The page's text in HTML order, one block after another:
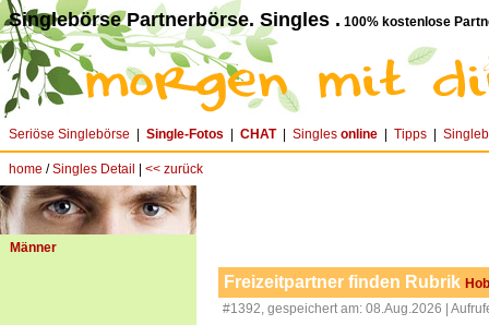
Singlebörse Partnerbörse. Singles . 100% kostenlose
Seriöse Singlebörse Single-Fotos CHAT| Singles online Tipps
home /Singles Detail << zurück
Männer
Freizeitpartner finden Rubrik
#1392, gespeichert am: 08.Aug.2026 |